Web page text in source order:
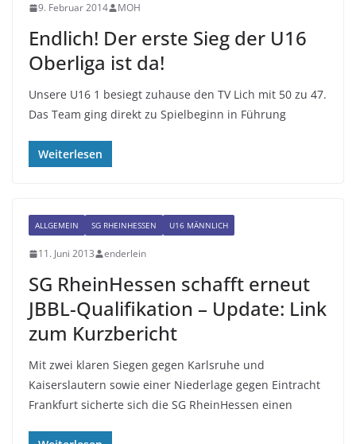
9. Februar 2014 MOH
Endlich! Der erste Sieg der U16
Oberliga ist da!
Unsere U16 1 besiegt zuhause den TV Lich mit 50 zu 47.
Das Team ging direkt zu Spielbeginn in Führung
Weiterlesen
ALLGEMEIN SG RHEINHESSEN U16 MÄNNLICH
11. Juni 2013 enderlein
SG RheinHessen schafft erneut
JBBL-Qualifikation – Update: Link
zum Kurzbericht
Mit zwei klaren Siegen gegen Karlsruhe und
Kaiserslautern sowie einer Niederlage gegen Eintracht
Frankfurt sicherte sich die SG RheinHessen einen